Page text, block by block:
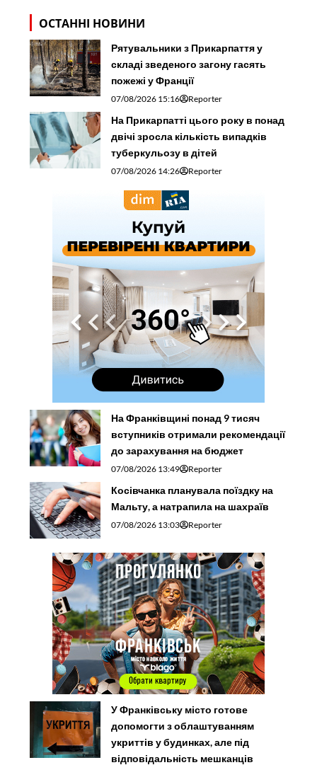
ОСТАННІ НОВИНИ
Рятувальники з Прикарпаття у
складі зведеного загону гасять
пожежі у Франції
07/08/2026 15:16 Reporter
На Прикарпатті цього року в понад
двічі зросла кількість випадків
туберкульозу в дітей
07/08/2026 14:26 Reporter
На Франківщині понад 9 тисяч
вступників отримали рекомендації
до зарахування на бюджет
07/08/2026 13:49 Reporter
Косівчанка планувала поїздку на
Мальту, а натрапила на шахраїв
07/08/2026 13:03 Reporter
У Франківську місто готове
допомогти з облаштуванням
укриттів у будинках, але під
відповідальність мешканців